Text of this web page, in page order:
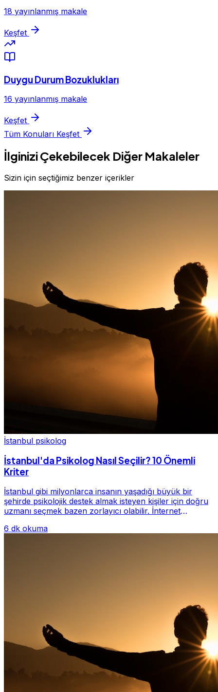
18 yayınlanmış makale
Keşfet
Duygu Durum Bozuklukları
16 yayınlanmış makale
Keşfet
Tüm Konuları Keşfet
İlginizi Çekebilecek Diğer Makaleler
Sizin için seçtiğimiz benzer içerikler
İstanbul psikolog
İstanbul'da Psikolog Nasıl Seçilir? 10 Önemli
Kriter
İstanbul gibi milyonlarca insanın yaşadığı büyük bir
şehirde psikolojik destek almak isteyen kişiler için doğru
uzmanı seçmek bazen zorlayıcı olabilir. İnternet
6 dk okuma